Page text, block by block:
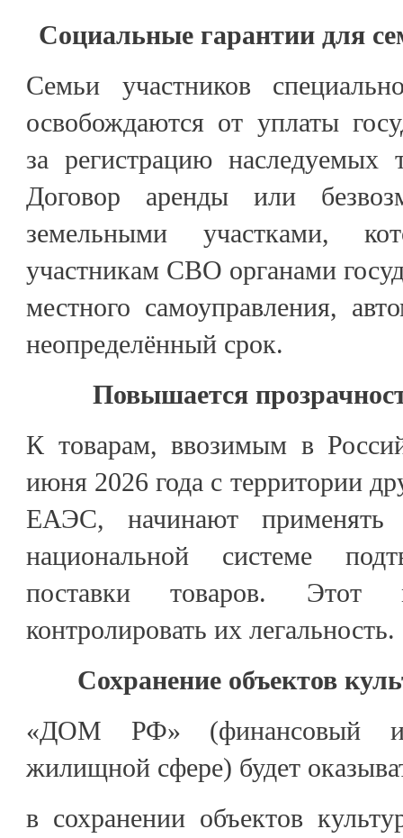
Социальные гарантии для
Семьи участников
освобождаются от уплаты
за регистрацию наследуемых
Договор аренды или
земельными участками,
участникам СВО органами
местного самоуправления,
неопределённый срок.
Повышается
К товарам, ввозимым в
июня 2026 года с территории
ЕАЭС, начинают применять
национальной системе
поставки товаров. Этот
контролировать их легальность.
Сохранение объектов
«ДОМ РФ» (финансовый
жилищной сфере) будет
в сохранении объектов